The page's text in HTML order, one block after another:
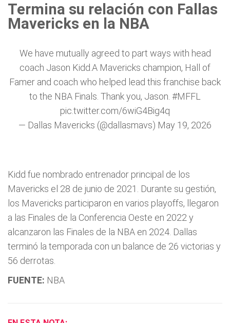
Termina su relación con Fallas
Mavericks en la NBA
We have mutually agreed to part ways with head
coach Jason Kidd.A Mavericks champion, Hall of
Famer and coach who helped lead this franchise back
to the NBA Finals. Thank you, Jason. #MFFL
pic.twitter.com/6wiG4Big4q
— Dallas Mavericks (@dallasmavs) May 19, 2026
Kidd fue nombrado entrenador principal de los
Mavericks el 28 de junio de 2021. Durante su gestión,
los Mavericks participaron en varios playoffs, llegaron
a las Finales de la Conferencia Oeste en 2022 y
alcanzaron las Finales de la NBA en 2024. Dallas
terminó la temporada con un balance de 26 victorias y
56 derrotas.
FUENTE: NBA